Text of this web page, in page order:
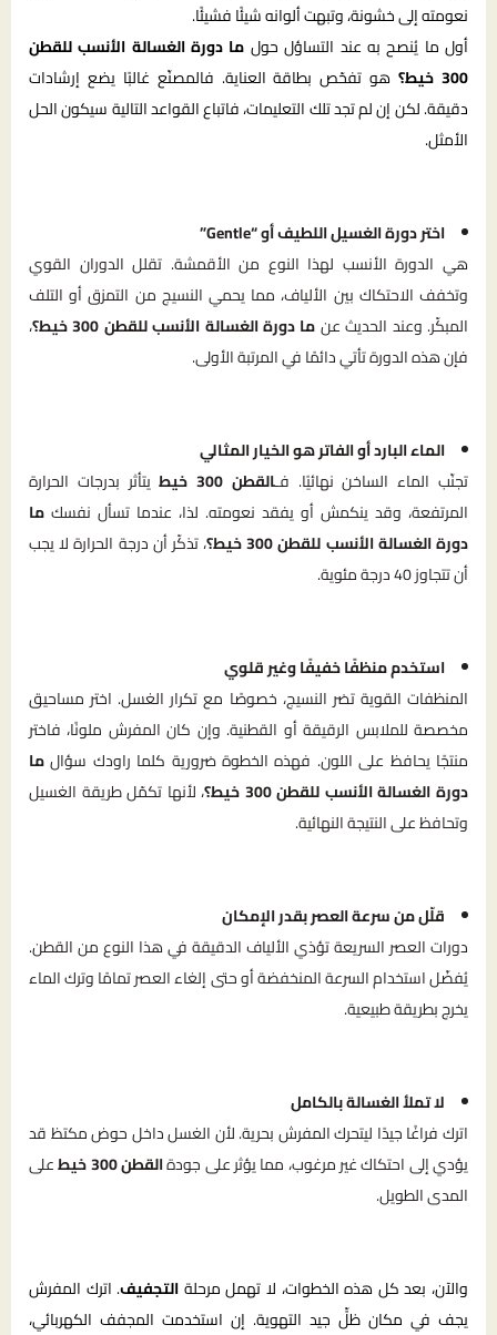
نعومته إلى خشونة، وتبهت ألوانه شيئًا فشيئًا.
أول ما يُنصح به عند التساؤل حول ما دورة الغسالة الأنسب للقطن
300 خيط؟
هو تفحّص بطاقة العناية. فالمصنّع غالبًا يضع إرشادات
دقيقة. لكن إن لم تجد تلك التعليمات، فاتباع القواعد التالية سيكون الحل
الأمثل.
اختر دورة الغسيل اللطيف أو “Gentle”
هي الدورة الأنسب لهذا النوع من الأقمشة. تقلل الدوران القوي
وتخفف الاحتكاك بين الألياف، مما يحمي النسيج من التمزق أو التلف
المبكّر. وعند الحديث عنما دورة الغسالة الأنسب للقطن 300 خيط؟
،
فإن هذه الدورة تأتي دائمًا في المرتبة الأولى.
الماء البارد أو الفاتر هو الخيار المثالي
تجنّب الماء الساخن نهائيًا. فـالقطن 300 خيط
يتأثر بدرجات الحرارة
المرتفعة، وقد ينكمش أو يفقد نعومته. لذا، عندما تسأل نفسك ما
دورة الغسالة الأنسب للقطن 300 خيط؟
، تذكّر أن درجة الحرارة لا يجب
أن تتجاوز 40 درجة مئوية.
استخدم منظفًا خفيفًا وغير قلوي
المنظفات القوية تضر النسيج، خصوصًا مع تكرار الغسل. اختر مساحيق
مخصصة للملابس الرقيقة أو القطنية. وإن كان المفرش ملونًا، فاختر
منتجًا يحافظ على اللون. فهذه الخطوة ضرورية كلما راودك سؤالما
دورة الغسالة الأنسب للقطن 300 خيط؟
، لأنها تكمّل طريقة الغسيل
وتحافظ على النتيجة النهائية.
قلّل من سرعة العصر بقدر الإمكان
دورات العصر السريعة تؤذي الألياف الدقيقة في هذا النوع من القطن.
يُفضّل استخدام السرعة المنخفضة أو حتى إلغاء العصر تمامًا وترك الماء
يخرج بطريقة طبيعية.
لا تملأ الغسالة بالكامل
اترك فراغًا جيدًا ليتحرك المفرش بحرية. لأن الغسل داخل حوض مكتظ قد
يؤدي إلى احتكاك غير مرغوب، مما يؤثر على جودةالقطن 300 خيط
على
المدى الطويل.
والآن، بعد كل هذه الخطوات، لا تهمل مرحلةالتجفيف. اترك المفرش
يجف في مكان ظلٍّ جيد التهوية. إن استخدمت المجفف الكهربائي،